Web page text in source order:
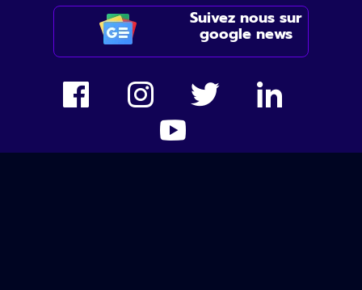
Suivez nous sur
google news